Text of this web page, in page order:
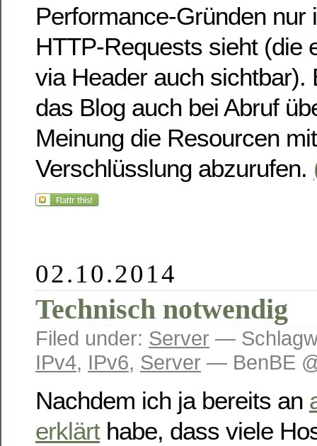
Performance-Gründen nur
HTTP-Requests sieht (die
via Header auch sichtbar).
das Blog auch bei Abruf
Meinung die Resourcen
Verschlüsslung abzurufen.
02.10.2014
Technisch notwendig
Filed under: Server —
IPv4, IPv6, Server — BenBE
Nachdem ich ja bereits an
erklärthabe, dass viele